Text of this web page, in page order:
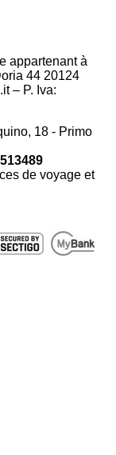
appartenant à
44 20124
– P. Iva:
18 - Primo
de voyage et